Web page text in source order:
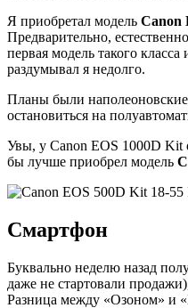
Я приобретал модель Canon
Предварительно,
первая модель такого
раздумывал я недолго.
Планы были
остановиться на
Увы, у Canon EOS 1000D Kit
бы лучше приобрел модель
Смартфон
Буквально неделю назад
даже не стартовали
Разница между «Озоном» и